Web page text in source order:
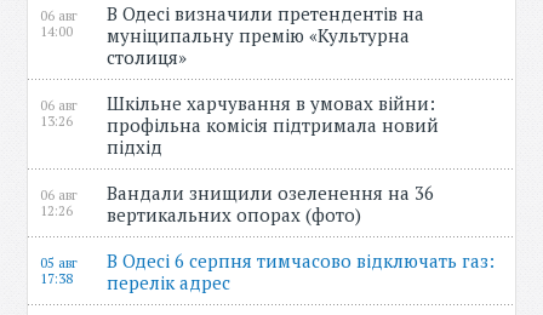
06 авг
14:00
В Одесі визначили претендентів на
муніципальну премію «Культурна
столиця»
06 авг
13:26
Шкільне харчування в умовах війни:
профільна комісія підтримала новий
підхід
06 авг
12:26
Вандали знищили озеленення на 36
вертикальних опорах (фото)
05 авг
17:38
В Одесі 6 серпня тимчасово відключать газ:
перелік адрес